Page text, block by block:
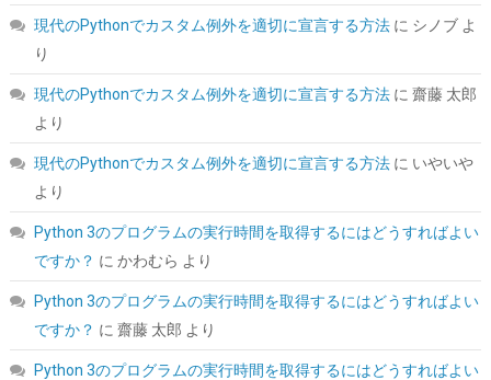
はこちら)
ARCTIC MX-4 (8g｜ヘラ付属) - 高性能サーマルペースト、CPU・
GPU 対応（PC・PS4・Xbox）、高い熱伝導率、長期耐久性、安
全な塗布、非導電性、非容量性
54811190) GBP 6.39
こちら)
現代のPythonでカスタム例外を適切に宣言する方法に シノブよ
り
現代のPythonでカスタム例外を適切に宣言する方法に 齋藤 太郎
より
現代のPythonでカスタム例外を適切に宣言する方法に いやいや
より
Python 3のプログラムの実行時間を取得するにはどうすればよい
ですか？ に かわむら より
Python 3のプログラムの実行時間を取得するにはどうすればよい
ですか？ に 齋藤 太郎 より
Python 3のプログラムの実行時間を取得するにはどうすればよい